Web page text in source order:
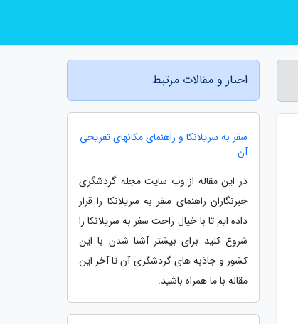
اخبار و مقالات مرتبط
سفر به سریلانکا و راهنمای مکانهای تفریحی
آن
در این مقاله از وب سایت مجله گردشگری
خبرنگاران راهنمای سفر به سریلانکا را قرار
داده ایم تا با خیال راحت سفر به سریلانکا را
شروع کنید برای بیشتر آشنا شدن با این
کشور و جاذبه های گردشگری آن تا آخر این
مقاله با ما همراه باشید.